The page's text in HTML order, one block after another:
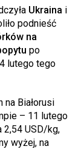
Ukraina i
podnieść
na
po
lutego tego
Białorusi
– 11 lutego
2,54 USD/kg,
wyżej, na